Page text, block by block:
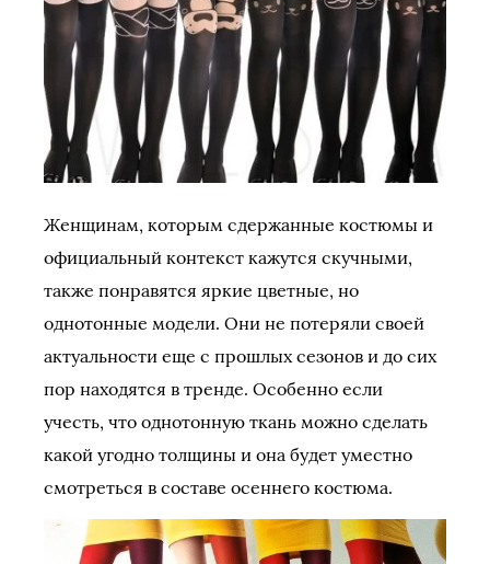
Женщинам, которым сдержанные костюмы и
официальный контекст кажутся скучными,
также понравятся яркие цветные, но
однотонные модели. Они не потеряли своей
актуальности еще с прошлых сезонов и до сих
пор находятся в тренде. Особенно если
учесть, что однотонную ткань можно сделать
какой угодно толщины и она будет уместно
смотреться в составе осеннего костюма.